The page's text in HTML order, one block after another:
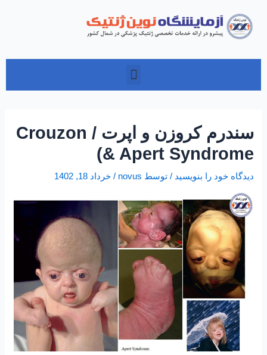
محتوا
منو
سندرم کروزن و اپرت / Crouzon
& Apert Syndrome)
دیدگاه‌ خود را بنویسید / توسط novus
/خرداد 18, 1402
نوشته‌ها